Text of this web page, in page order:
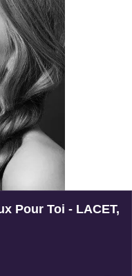
Pour Toi - LACET,